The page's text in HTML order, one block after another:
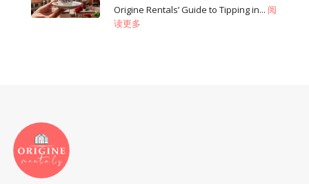
Origine Rentals’ Guide to Tipping in... 阅
读更多